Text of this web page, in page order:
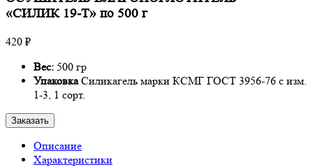
«СИЛИК 19-Т» по 500 г
420 ₽
Вес: 500 гр
Упаковка Силикагель марки КСМГ ГОСТ 3956-76 с изм.
1-3, 1 сорт.
Заказать
Описание
Характеристики